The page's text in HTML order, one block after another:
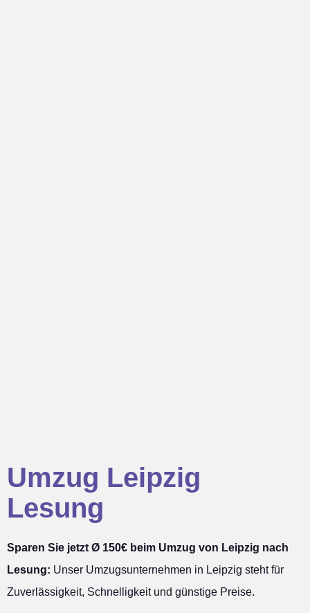
Umzug Leipzig
Lesung
Sparen Sie jetzt Ø 150€ beim Umzug von Leipzig nach
Lesung: Unser Umzugsunternehmen in Leipzig steht für
Zuverlässigkeit, Schnelligkeit und günstige Preise.